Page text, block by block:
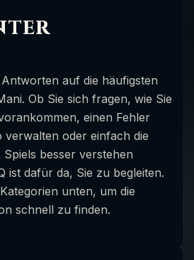
auf die häufigsten
Ob Sie sich fragen, wie Sie
einen Fehler
verwalten oder einfach die
Spiels besser verstehen
ist dafür da, Sie zu begleiten.
unten, um die
schnell zu finden.